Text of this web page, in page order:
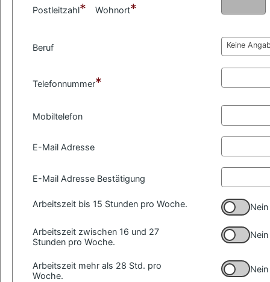
Postleitzahl* Wohnort*
Beruf Keine
Telefonnummer*
Mobiltelefon
E-Mail Adresse
E-Mail Adresse Bestätigung
Arbeitszeit bis 15 Stunden pro Woche. Nein
Arbeitszeit zwischen 16 und 27
Stunden pro Woche.
Nein
Arbeitszeit mehr als 28 Std. pro
Woche.
Nein